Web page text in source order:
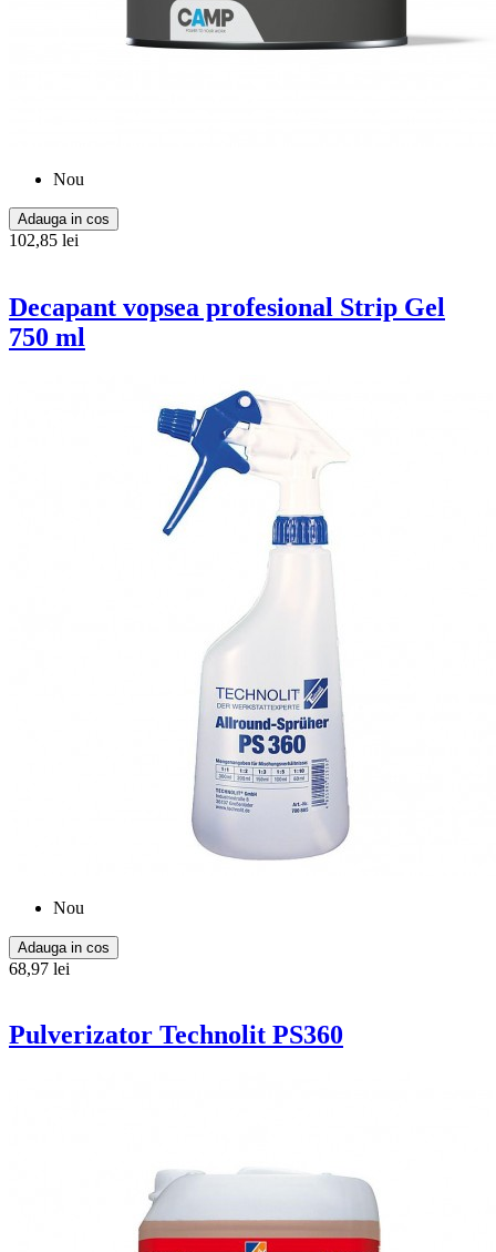
Nou
Adauga in cos
102,85 lei
Decapant vopsea profesional Strip Gel
750 ml
Nou
Adauga in cos
68,97 lei
Pulverizator Technolit PS360